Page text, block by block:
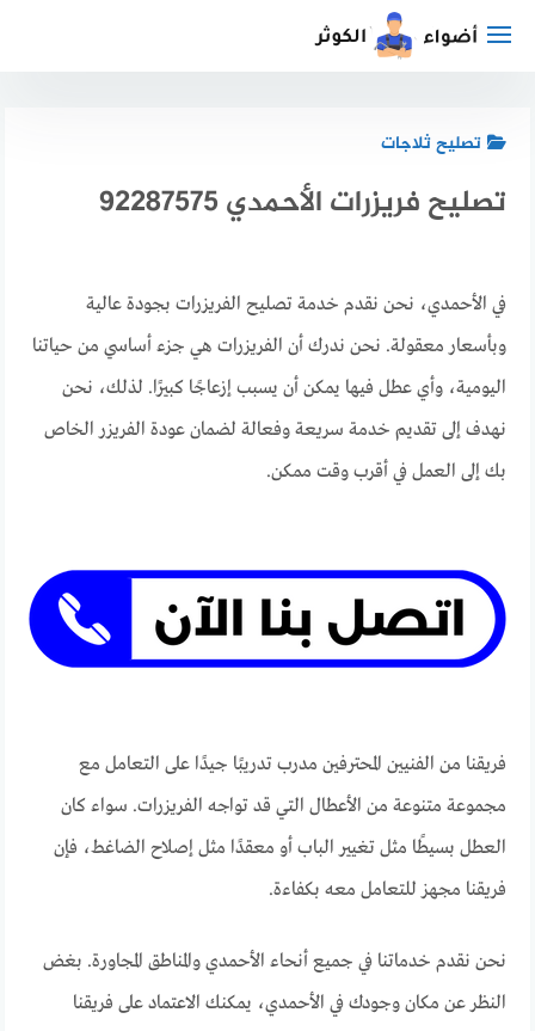
تصليح ثلاجات
تصليح فريزرات الأحمدي 92287575
في الأحمدي، نحن نقدم خدمة تصليح الفريزرات بجودة عالية
وبأسعار معقولة. نحن ندرك أن الفريزرات هي جزء أساسي من حياتنا
اليومية، وأي عطل فيها يمكن أن يسبب إزعاجًا كبيرًا. لذلك، نحن
نهدف إلى تقديم خدمة سريعة وفعالة لضمان عودة الفريزر الخاص
بك إلى العمل في أقرب وقت ممكن.
فريقنا من الفنيين المحترفين مدرب تدريبًا جيدًا على التعامل مع
مجموعة متنوعة من الأعطال التي قد تواجه الفريزرات. سواء كان
العطل بسيطًا مثل تغيير الباب أو معقدًا مثل إصلاح الضاغط، فإن
فريقنا مجهز للتعامل معه بكفاءة.
نحن نقدم خدماتنا في جميع أنحاء الأحمدي والمناطق المجاورة. بغض
النظر عن مكان وجودك في الأحمدي، يمكنك الاعتماد على فريقنا